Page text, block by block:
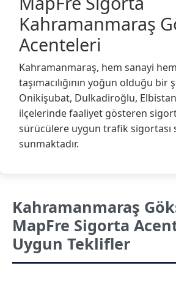
Kahramanmaraş
Acenteleri
Kahramanmaraş, hem sanayi
taşımacılığının yoğun olduğu bir
Onikişubat, Dulkadiroğlu,
ilçelerinde faaliyet gösteren
sürücülere uygun trafik sigortası
sunmaktadır.
Kahramanmaraş
MapFre Sigorta
Uygun Teklifler